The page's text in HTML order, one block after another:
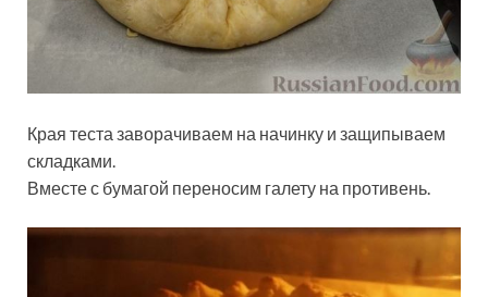
Края теста заворачиваем на начинку и защипываем
складками.
Вместе с бумагой переносим галету на противень.